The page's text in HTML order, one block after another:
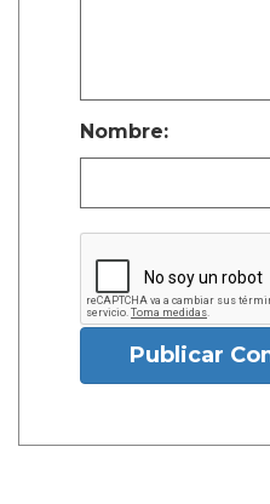
Nombre:
Publicar